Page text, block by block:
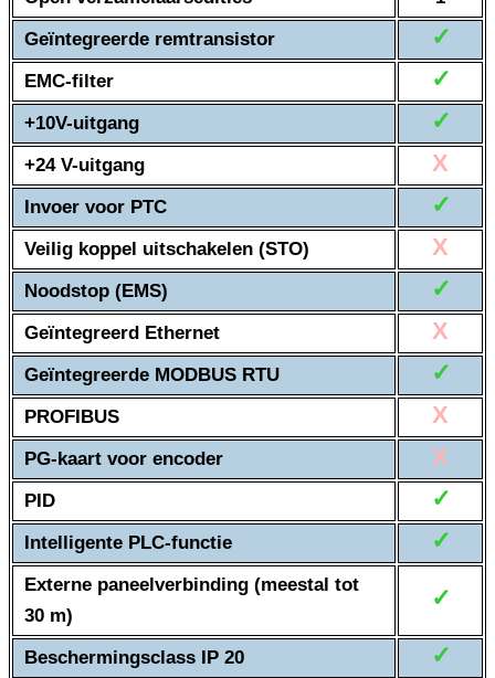
Geïntegreerde remtransistor
✓
EMC-filter ✓
+10V-uitgang ✓
+24 V-uitgang X
Invoer voor PTC ✓
Veilig koppel uitschakelen (STO) X
Noodstop (EMS) ✓
Geïntegreerd Ethernet X
Geïntegreerde MODBUS RTU ✓
PROFIBUS X
PG-kaart voor encoder X
PID ✓
Intelligente PLC-functie ✓
Externe paneelverbinding (meestal tot
30 m)
✓
Beschermingsclass IP 20 ✓